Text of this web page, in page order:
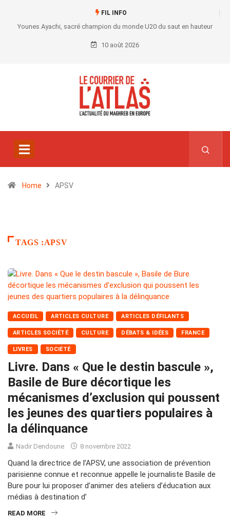
FIL INFO
Younes Ayachi, sacré champion du monde U20 du saut en hauteur
10 août 2026
Home APSV
TAGS :APSV
ACCUEIL ARTICLES CULTURE ARTICLES DÉFILANTS
ARTICLES SOCIÉTÉ CULTURE DÉBATS & IDÉES FRANCE
LIVRES SOCIÉTÉ
Livre. Dans « Que le destin bascule »,
Basile de Bure décortique les
mécanismes d’exclusion qui poussent
les jeunes des quartiers populaires à
la délinquance
Nadir Dendoune 8 novembre 2022
Quand la directrice de l’APSV, une association de prévention
parisienne connue et reconnue appelle le journaliste Basile de
Bure pour lui proposer d’animer des ateliers d’éducation aux
médias à destination d’
READ MORE